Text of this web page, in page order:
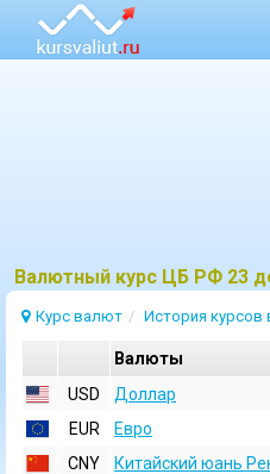
Bалютный курс ЦБ РФ 23
Курс валют История
Валюты
USD
Доллар
EUR
Евро
CNY
Китайский юань